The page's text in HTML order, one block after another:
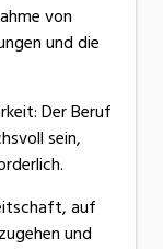
von
und die
Der Beruf
sein,
auf
und